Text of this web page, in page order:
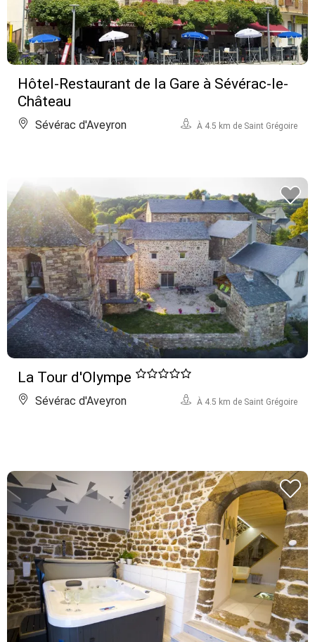
Hôtel-Restaurant de la Gare à Sévérac-le-
Château
Sévérac d'Aveyron À 4.5 km de Saint Grégoire
La Tour d'Olympe
Sévérac d'Aveyron À 4.5 km de Saint Grégoire